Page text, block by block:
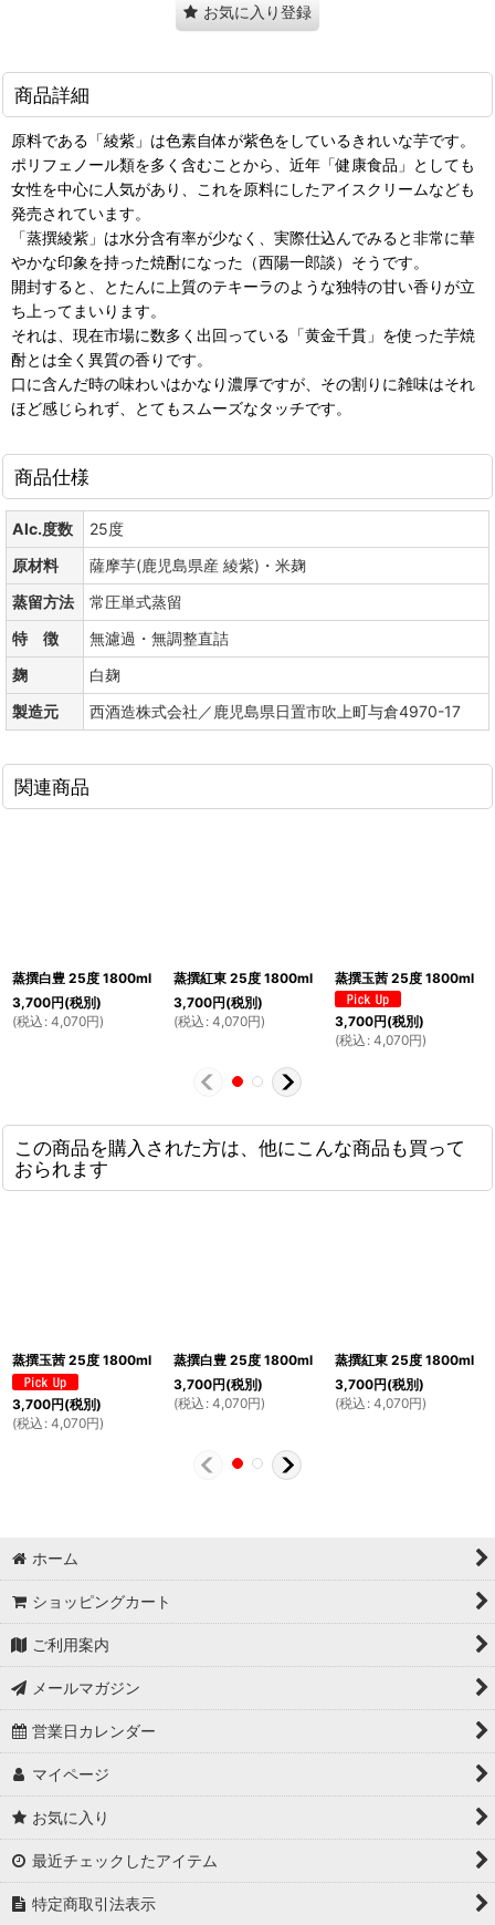
お気に入り登録
商品詳細
原料である「綾紫」は色素自体が紫色をしているきれいな芋です。
ポリフェノール類を多く含むことから、近年「健康食品」としても
女性を中心に人気があり、これを原料にしたアイスクリームなども
発売されています。
「蒸撰綾紫」は水分含有率が少なく、実際仕込んでみると非常に華
やかな印象を持った焼酎になった（西陽一郎談）そうです。
開封すると、とたんに上質のテキーラのような独特の甘い香りが立
ち上ってまいります。
それは、現在市場に数多く出回っている「黄金千貫」を使った芋焼
酎とは全く異質の香りです。
口に含んだ時の味わいはかなり濃厚ですが、その割りに雑味はそれ
ほど感じられず、とてもスムーズなタッチです。
商品仕様
Alc.度数
25度
原材料
薩摩芋(鹿児島県産 綾紫)・米麹
蒸留方法
常圧単式蒸留
特 徴
無濾過・無調整直詰
麹
白麹
製造元
西酒造株式会社／鹿児島県日置市吹上町与倉4970-17
関連商品
蒸撰白豊 25度 1800ml
3,700円(税別)
(税込 : 4,070円)
蒸撰紅東 25度 1800ml
3,700円(税別)
(税込 : 4,070円)
蒸撰玉茜 25度 1800ml
3,700円(税別)
(税込 : 4,070円)
この商品を購入された方は、他にこんな商品も買って
おられます
蒸撰玉茜 25度 1800ml
3,700円(税別)
(税込 : 4,070円)
蒸撰白豊 25度 1800ml
3,700円(税別)
(税込 : 4,070円)
蒸撰紅東 25度 1800ml
3,700円(税別)
(税込 : 4,070円)
ホーム
ショッピングカート
ご利用案内
メールマガジン
営業日カレンダー
マイページ
お気に入り
最近チェックしたアイテム
特定商取引法表示